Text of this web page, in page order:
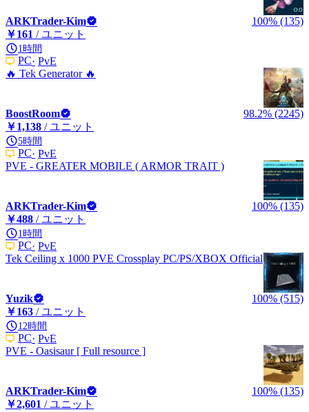
ARKTrader-Kim
100% (135)
￥161 / ユニット
1時間
PC PvE
🔥 Tek Generator 🔥
BoostRoom
98.2% (2245)
￥1,138 / ユニット
5時間
PC PvE
PVE - GREATER MOBILE ( ARMOR TRAIT )
ARKTrader-Kim
100% (135)
￥488 / ユニット
1時間
PC PvE
Tek Ceiling x 1000 PVE Crossplay PC/PS/XBOX Official
Yuzik
100% (515)
￥163 / ユニット
12時間
PC PvE
PVE - Oasisaur [ Full resource ]
ARKTrader-Kim
100% (135)
￥2,601 / ユニット